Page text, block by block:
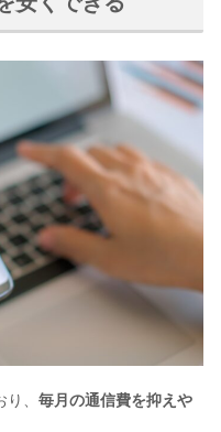
、 毎月の通信費を抑えや